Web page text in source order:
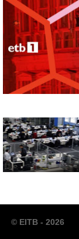
© EITB - 2026